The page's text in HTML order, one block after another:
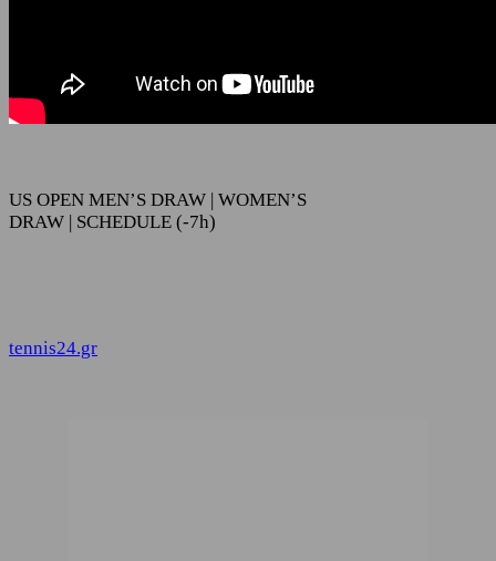
US OPEN MEN’S DRAW | WOMEN’S
DRAW | SCHEDULE (-7h)
tennis24.gr